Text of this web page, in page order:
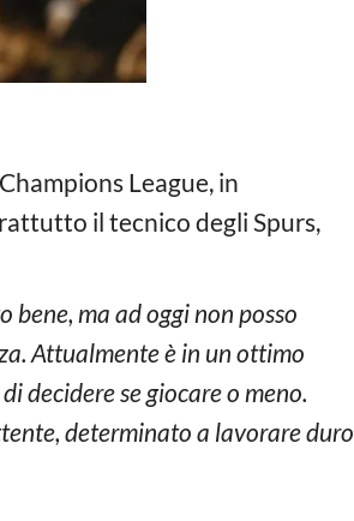
League, in
il tecnico degli Spurs,
bene, ma ad oggi non posso
Attualmente è in un ottimo
decidere se giocare o meno.
determinato a lavorare duro